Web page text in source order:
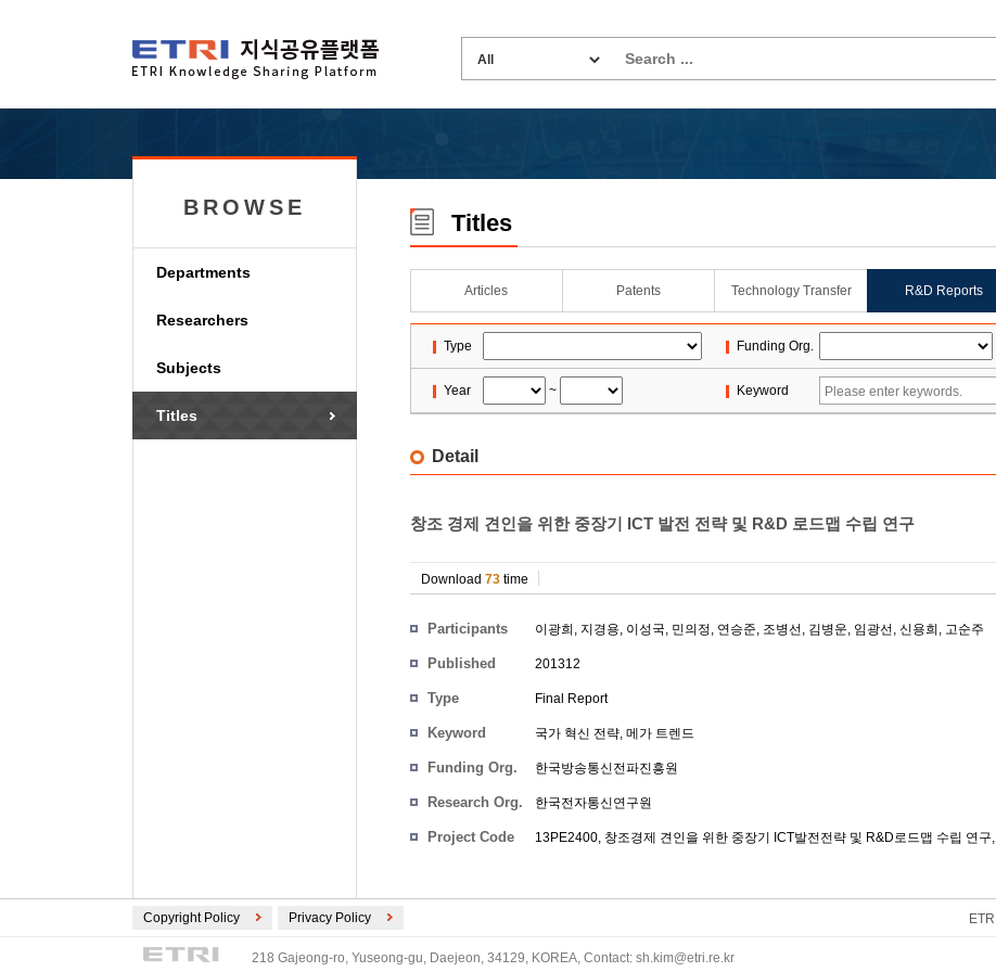
BROWSE
Departments
Researchers
Subjects
Titles
Titles
Articles Patents Technology Transfer R&D Reports
Type Funding Org.
Year ~ Keyword
Detail
창조 경제 견인을 위한 중장기 ICT 발전 전략 및 R&D 로드맵 수립 연구
Download 73 time
Participants 이광희 , 지경용, 이성국, 민의정, 연승준, 조병선, 김병운, 임광선, 신용희 , 고순주
Published 201312
Type Final Report
Keyword 국가 혁신 전략, 메가 트렌드
Funding Org. 한국방송통신전파진흥원
Research Org. 한국전자통신연구원
Project Code 13PE2400, 창조경제 견인을 위한 중장기 ICT발전전략 및 R&D로드맵 수립 연구,
Copyright Policy Privacy Policy ETRI
218 Gajeong-ro, Yuseong-gu, Daejeon, 34129, KOREA, Contact: sh.kim@etri.re.kr